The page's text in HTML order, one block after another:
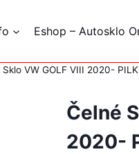
Eshop – Autosklo
Sklo VW GOLF VIII 2020-
Čelné
2020-